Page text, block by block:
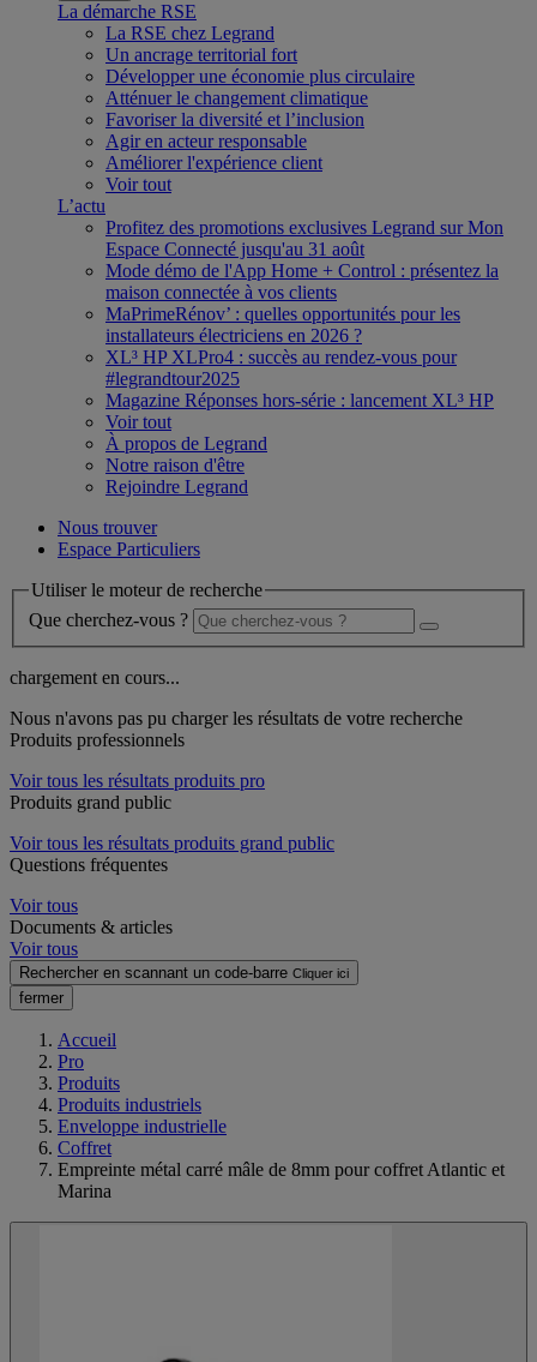
La démarche RSE
La RSE chez Legrand
Un ancrage territorial fort
Développer une économie plus circulaire
Atténuer le changement climatique
Favoriser la diversité et l’inclusion
Agir en acteur responsable
Améliorer l'expérience client
Voir tout
L’actu
Profitez des promotions exclusives Legrand sur Mon
Espace Connecté jusqu'au 31 août
Mode démo de l'App Home + Control : présentez la
maison connectée à vos clients
MaPrimeRénov’ : quelles opportunités pour les
installateurs électriciens en 2026 ?
XL³ HP XLPro4 : succès au rendez-vous pour
#legrandtour2025
Magazine Réponses hors-série : lancement XL³ HP
Voir tout
À propos de Legrand
Notre raison d'être
Rejoindre Legrand
Nous trouver
Espace Particuliers
Utiliser le moteur de recherche
Que cherchez-vous ?
chargement en cours...
Nous n'avons pas pu charger les résultats de votre recherche
Produits professionnels
Voir tous les résultats produits pro
Produits grand public
Voir tous les résultats produits grand public
Questions fréquentes
Voir tous
Documents & articles
Voir tous
Rechercher en scannant un code-barre Cliquer ici
fermer
Accueil
Pro
Produits
Produits industriels
Enveloppe industrielle
Coffret
Empreinte métal carré mâle de 8mm pour coffret Atlantic et
Marina